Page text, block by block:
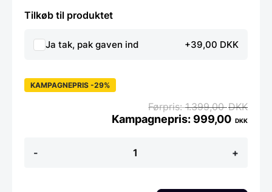
Tilkøb til produktet
Ja tak, pak gaven ind +39,00 DKK
-
25,5
+
KAMPAGNEPRIS -29%
1.399,00DKK
999,00 DKK